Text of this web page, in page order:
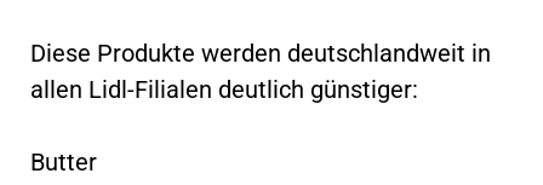
Diese Produkte werden deutschlandweit in
allen Lidl-Filialen deutlich günstiger:
Butter